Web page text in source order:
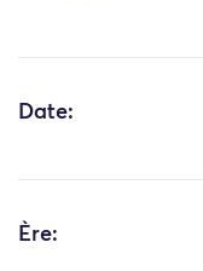
Date:
Ère: